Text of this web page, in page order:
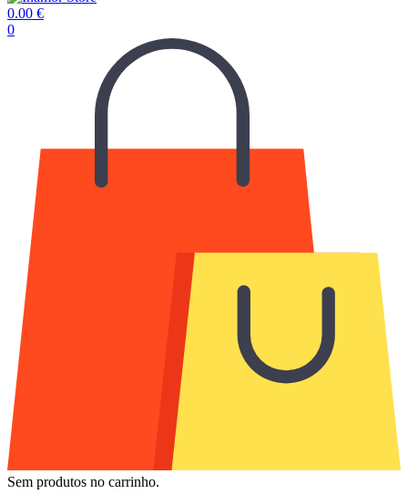
0.00 €
0
Sem produtos no carrinho.